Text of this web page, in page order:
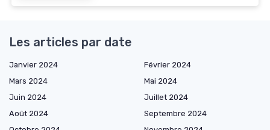
Les articles par date
Janvier 2024
Février 2024
Mars 2024
Mai 2024
Juin 2024
Juillet 2024
Août 2024
Septembre 2024